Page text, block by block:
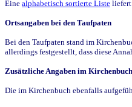
Eine alphabetisch sortierte Liste liefert
Ortsangaben bei den Taufpaten
Bei den Taufpaten stand im
allerdings festgestellt, dass diese
Zusätzliche Angaben im Kirchenbuch
Die im Kirchenbuch ebenfalls